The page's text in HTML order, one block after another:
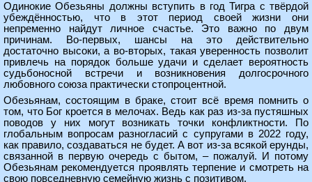
Одинокие Обезьяны должны вступить в год Тигра с твёрдой
убеждённостью, что в этот период своей жизни они
непременно найдут личное счастье. Это важно по двум
причинам. Во-первых, шансы на это действительно
достаточно высоки, а во-вторых, такая уверенность позволит
привлечь на порядок больше удачи и сделает вероятность
судьбоносной встречи и возникновения долгосрочного
любовного союза практически стопроцентной.
Обезьянам, состоящим в браке, стоит всё время помнить о
том, что Бог кроется в мелочах. Ведь как раз из-за пустяшных
поводов у них могут возникать точки конфликтности. По
глобальным вопросам разногласий с супругами в 2022 году,
как правило, создаваться не будет. А вот из-за всякой ерунды,
связанной в первую очередь с бытом, – пожалуй. И потому
Обезьянам рекомендуется проявлять терпение и смотреть на
свою повседневную семейную жизнь с позитивом.